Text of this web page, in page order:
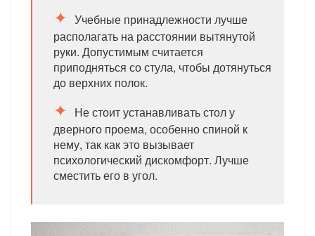
Учебные принадлежности лучше
располагать на расстоянии вытянутой
руки. Допустимым считается
приподняться со стула, чтобы дотянуться
до верхних полок.
Не стоит устанавливать стол у
дверного проема, особенно спиной к
нему, так как это вызывает
психологический дискомфорт. Лучше
сместить его в угол.